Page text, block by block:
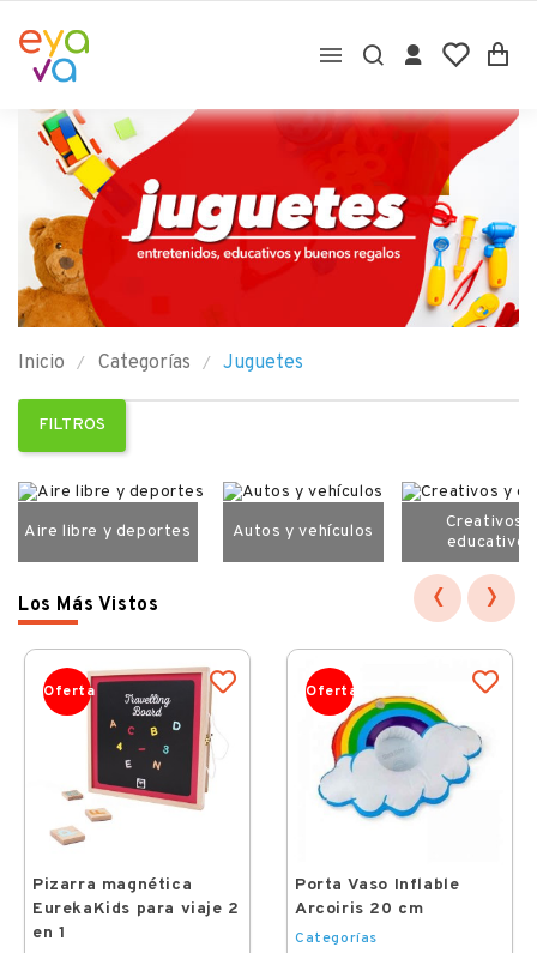

Inicio Categorías Juguetes
FILTROS
Aire libre y deportes Autos y vehículos
Creativos y
educativos
Los Más Vistos
Oferta
Pizarra magnética
EurekaKids para viaje 2
en 1
Oferta
Porta Vaso Inflable
Arcoiris 20 cm
Categorías
‹ ›